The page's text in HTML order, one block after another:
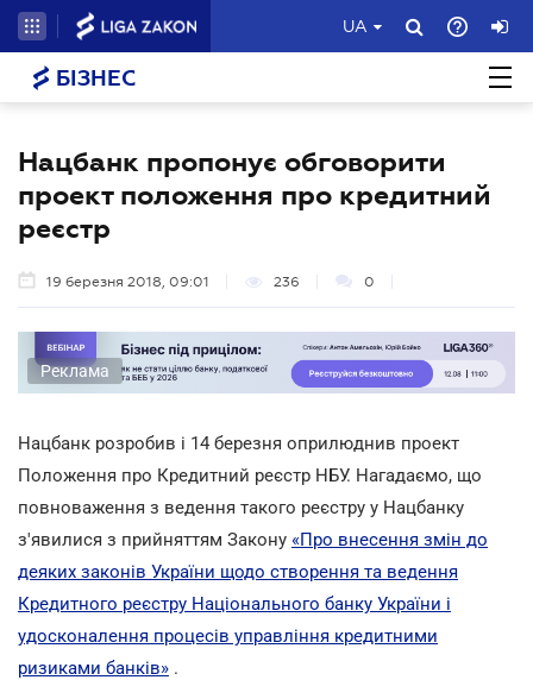
UA
БІЗНЕС
Нацбанк пропонує обговорити
проект положення про кредитний
реєстр
19 березня 2018, 09:01 236 0
Реклама
Нацбанк розробив і 14 березня оприлюднив проект
Положення про Кредитний реєстр НБУ. Нагадаємо, що
повноваження з ведення такого реєстру у Нацбанку
з'явилися з прийняттям Закону «Про внесення змін до
деяких законів України щодо створення та ведення
Кредитного реєстру Національного банку України і
удосконалення процесів управління кредитними
ризиками банків» .